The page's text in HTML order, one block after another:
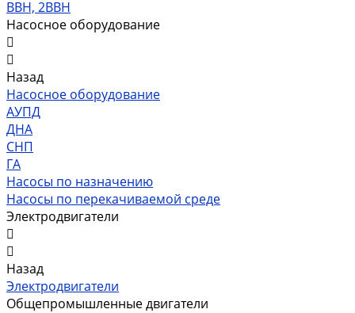
ВВН, 2ВВН
Насосное оборудование
Назад
Насосное оборудование
АУПД
ДНА
СНП
ГА
Насосы по назначению
Насосы по перекачиваемой среде
Электродвигатели
Назад
Электродвигатели
Общепромышленные двигатели